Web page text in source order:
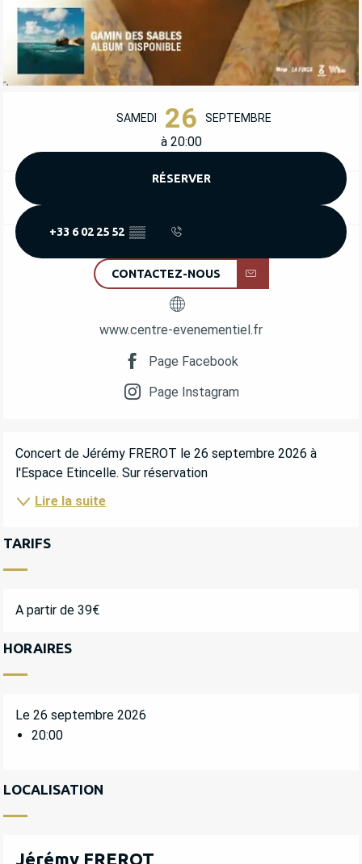
OUVERTURE ET COORDONNÉES
SAMEDI 26 SEPTEMBRE
à 20:00
RÉSERVER
+33 6 02 25 52 ▒▒
CONTACTEZ-NOUS
www.centre-evenementiel.fr
Page Facebook
Page Instagram
DESCRIPTION
Concert de Jérémy FREROT le 26 septembre 2026 à
l'Espace Etincelle. Sur réservation
Lire la suite
TARIFS
A partir de 39€
HORAIRES
Le 26 septembre 2026
20:00
LOCALISATION
Jérémy FREROT